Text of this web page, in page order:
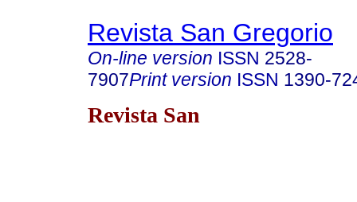
Revista San Gregorio
On-line version ISSN 2528-
7907Print version ISSN 1390-
Revista San